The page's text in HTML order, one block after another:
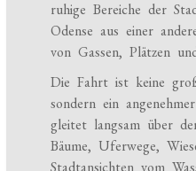
ruhige Bereiche der
Odense aus einer
von Gassen, Plätzen
Die Fahrt ist keine
sondern ein
gleitet langsam über
Bäume, Uferwege,
Stadtansichten vom